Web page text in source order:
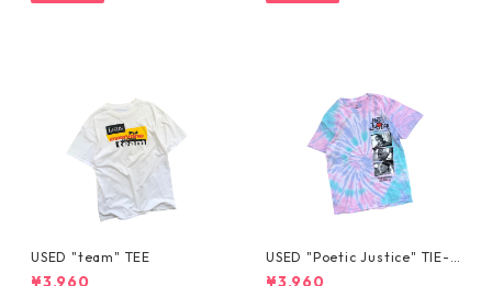
USED "team" TEE
¥3,960
USED "Poetic Justice" TIE-D
YE TEE
¥3,960